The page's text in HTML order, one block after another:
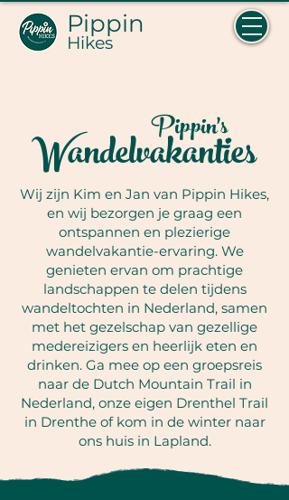
Pippin
Hikes
Pippin's
Wandelvakanties
Wij zijn Kim en Jan van Pippin Hikes,
en wij bezorgen je graag een
ontspannen en plezierige
wandelvakantie-ervaring. We
genieten ervan om prachtige
landschappen te delen tijdens
wandeltochten in Nederland, samen
met het gezelschap van gezellige
medereizigers en heerlijk eten en
drinken. Ga mee op een groepsreis
naar de Dutch Mountain Trail in
Nederland, onze eigen Drenthel Trail
in Drenthe of kom in de winter naar
ons huis in Lapland.